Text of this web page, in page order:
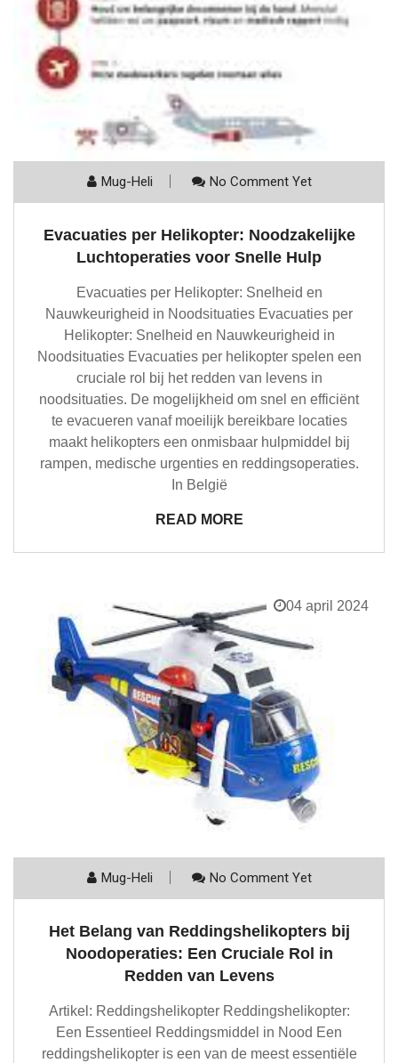
Mug-Heli No Comment Yet
Evacuaties per Helikopter: Noodzakelijke
Luchtoperaties voor Snelle Hulp
Evacuaties per Helikopter: Snelheid en
Nauwkeurigheid in Noodsituaties Evacuaties per
Helikopter: Snelheid en Nauwkeurigheid in
Noodsituaties Evacuaties per helikopter spelen een
cruciale rol bij het redden van levens in
noodsituaties. De mogelijkheid om snel en efficiënt
te evacueren vanaf moeilijk bereikbare locaties
maakt helikopters een onmisbaar hulpmiddel bij
rampen, medische urgenties en reddingsoperaties.
In België
READ MORE
04 april 2024
Mug-Heli No Comment Yet
Het Belang van Reddingshelikopters bij
Noodoperaties: Een Cruciale Rol in
Redden van Levens
Artikel: Reddingshelikopter Reddingshelikopter:
Een Essentieel Reddingsmiddel in Nood Een
reddingshelikopter is een van de meest essentiële